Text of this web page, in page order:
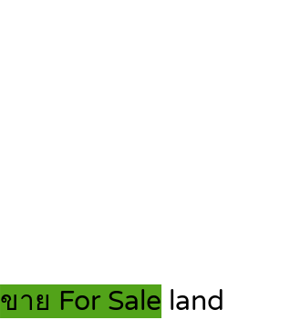
ขาย For Sale land